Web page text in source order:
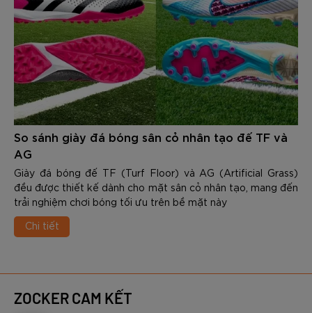
So sánh giày đá bóng sân cỏ nhân tạo đế TF và
AG
Giày đá bóng đế TF (Turf Floor) và AG (Artificial Grass)
đều được thiết kế dành cho mặt sân cỏ nhân tạo, mang đến
trải nghiệm chơi bóng tối ưu trên bề mặt này
Chi tiết
ZOCKER CAM KẾT